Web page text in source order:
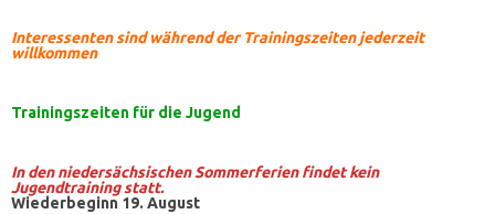
Interessenten sind während der Trainingszeiten jederzeit
willkommen
Trainingszeiten für die Jugend
In den niedersächsischen Sommerferien findet kein
Jugendtraining statt.
Wiederbeginn 19. August